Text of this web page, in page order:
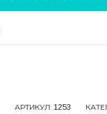
АРТИКУЛ: 1253